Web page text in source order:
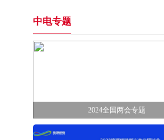
中电专题
2024全国两会专题